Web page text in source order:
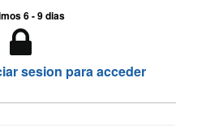
6 - 9 dias
sesion para acceder